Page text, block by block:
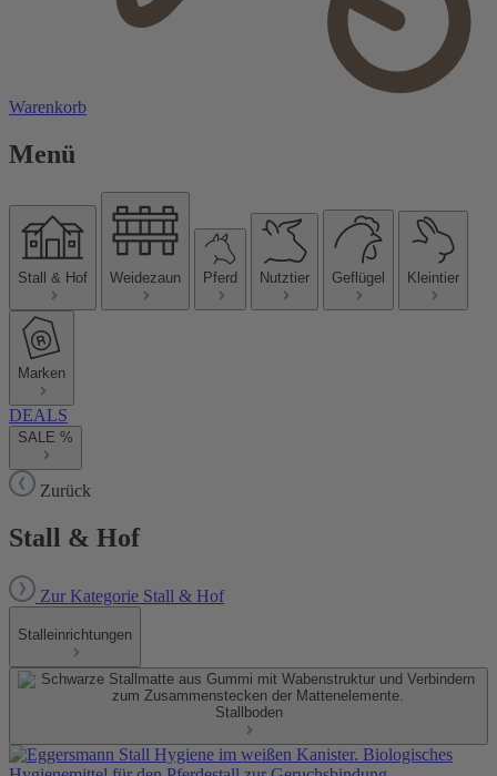
Warenkorb
Menü
Stall & Hof Weidezaun Pferd Nutztier Geflügel Kleintier
Marken
DEALS
SALE %
Zurück
Stall & Hof
Zur Kategorie Stall & Hof
Stalleinrichtungen
Stallboden